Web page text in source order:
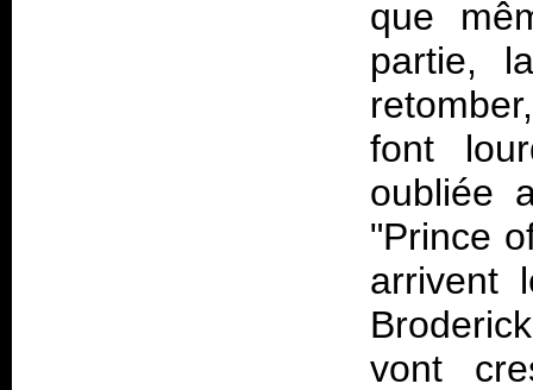
que
partie,
font
oubliée
"Prince
arrivent
vont